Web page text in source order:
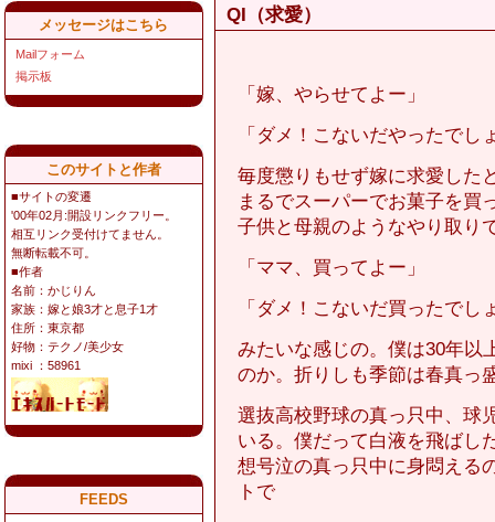
QI（求愛）
「嫁、やらせてよー」
「ダメ！こないだやったでし
毎度懲りもせず嫁に求愛した
まるでスーパーでお菓子を買
子供と母親のようなやり取り
「ママ、買ってよー」
「ダメ！こないだ買ったでし
みたいな感じの。僕は30年以
のか。折りしも季節は春真っ
選抜高校野球の真っ只中、球
いる。僕だって白液を飛ばし
想号泣の真っ只中に身悶える
トで
メッセージはこちら
Mailフォーム
掲示板
このサイトと作者
■サイトの変遷
'00年02月:開設リンクフリー。
相互リンク受付けてません。
無断転載不可。
■作者
名前：かじりん
家族：嫁と娘3才と息子1才
住所：東京都
好物：テクノ/美少女
mixi ：58961
FEEDS